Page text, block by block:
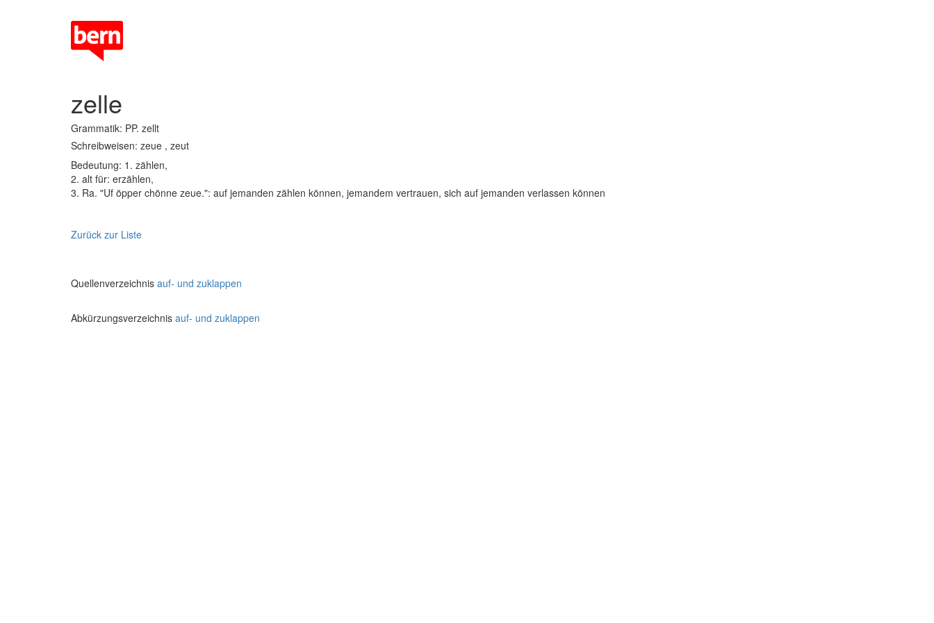
zelle
Grammatik: PP. zellt
Schreibweisen: zeue , zeut
Bedeutung: 1. zählen,
2. alt für: erzählen,
3. Ra. "Uf öpper chönne zeue.": auf jemanden zählen können, jemandem vertrauen, sich auf jemanden verlassen können
Zurück zur Liste
Quellenverzeichnis auf- und zuklappen
Abkürzungsverzeichnis auf- und zuklappen